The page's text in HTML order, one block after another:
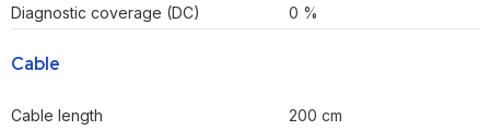
Diagnostic coverage (DC)
0 %
Cable
Cable length
200 cm